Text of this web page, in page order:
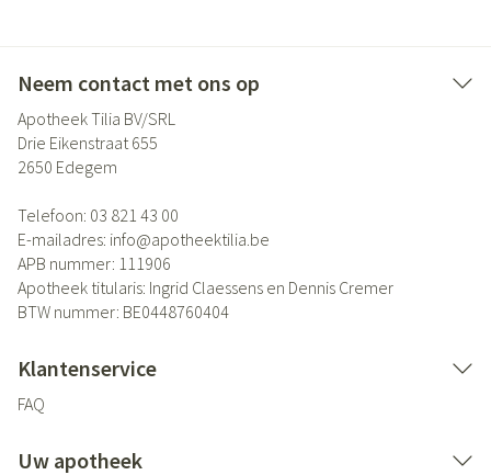
Neem contact met ons op
Apotheek Tilia BV/SRL
Drie Eikenstraat 655
2650 Edegem
Telefoon: 03 821 43 00
E-mailadres: info@apotheektilia.be
APB nummer: 111906
Apotheek titularis: Ingrid Claessens en Dennis Cremer
BTW nummer: BE0448760404
Klantenservice
FAQ
Uw apotheek